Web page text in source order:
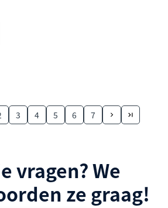
3 4 5 6 7
vragen? We
ze graag!